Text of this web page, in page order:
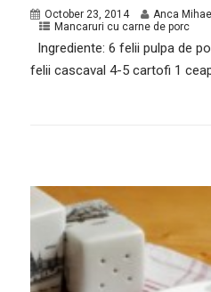
October 23, 2014 Anca
Mancaruri cu carne de porc
Ingrediente: 6 felii pulpa de
felii cascaval 4-5 cartofi 1